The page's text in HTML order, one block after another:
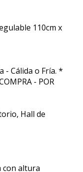
110cm x
- Cálida o Fría. *
- POR
Hall de
con altura